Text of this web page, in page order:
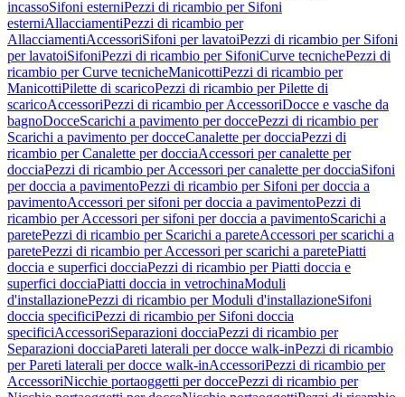
incassoSifoni esterniPezzi di ricambio per Sifoni
esterniAllacciamentiPezzi di ricambio per
AllacciamentiAccessoriSifoni per lavatoiPezzi di ricambio per Sifoni
per lavatoiSifoniPezzi di ricambio per SifoniCurve tecnichePezzi di
ricambio per Curve tecnicheManicottiPezzi di ricambio per
ManicottiPilette di scaricoPezzi di ricambio per Pilette di
scaricoAccessoriPezzi di ricambio per AccessoriDocce e vasche da
bagnoDocceScarichi a pavimento per doccePezzi di ricambio per
Scarichi a pavimento per docceCanalette per docciaPezzi di
ricambio per Canalette per docciaAccessori per canalette per
docciaPezzi di ricambio per Accessori per canalette per docciaSifoni
per doccia a pavimentoPezzi di ricambio per Sifoni per doccia a
pavimentoAccessori per sifoni per doccia a pavimentoPezzi di
ricambio per Accessori per sifoni per doccia a pavimentoScarichi a
paretePezzi di ricambio per Scarichi a pareteAccessori per scarichi a
paretePezzi di ricambio per Accessori per scarichi a paretePiatti
doccia e superfici docciaPezzi di ricambio per Piatti doccia e
superfici docciaPiatti doccia in vetrochinaModuli
d'installazionePezzi di ricambio per Moduli d'installazioneSifoni
doccia specificiPezzi di ricambio per Sifoni doccia
specificiAccessoriSeparazioni docciaPezzi di ricambio per
Separazioni docciaPareti laterali per docce walk-inPezzi di ricambio
per Pareti laterali per docce walk-inAccessoriPezzi di ricambio per
AccessoriNicchie portaoggetti per doccePezzi di ricambio per